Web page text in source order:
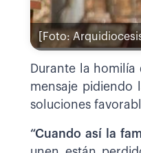
[Foto:
Durante la
mensaje pidiendo
soluciones
“Cuando así la